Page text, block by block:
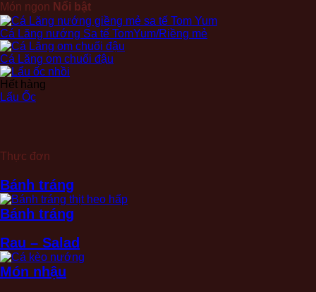
Món ngon Nổi bật
Cá Lăng nướng Sa tế TomYum/Riềng mẻ
Cá Lăng om chuối đậu
Hết hàng
Lẩu Ốc
Thực đơn
Bánh tráng
Bánh tráng
Rau – Salad
Món nhậu